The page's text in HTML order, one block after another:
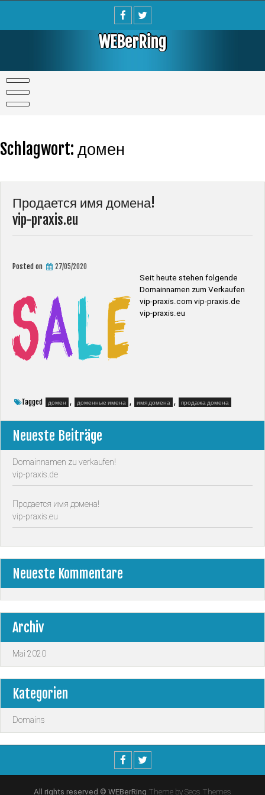
WEBerRing
Schlagwort: домен
Продается имя домена!
vip-praxis.eu
Posted on
27/05/2020
Seit heute stehen folgende
Domainnamen zum Verkaufen
vip-praxis.com vip-praxis.de
vip-praxis.eu
Tagged домен , доменные имена , имя домена , продажа домена
Neueste Beiträge
Domainnamen zu verkaufen!
vip-praxis.de
Продается имя домена!
vip-praxis.eu
Neueste Kommentare
Archiv
Mai 2020
Kategorien
Domains
All rights reserved © WEBerRing Theme by Seos Themes